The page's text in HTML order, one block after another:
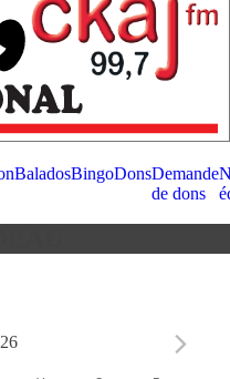
BaladosBingoDonsDemande
de dons